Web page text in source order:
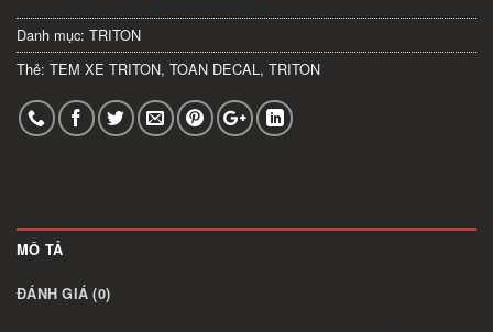
Danh mục: TRITON
Thẻ: TEM XE TRITON, TOAN DECAL, TRITON
MÔ TẢ
ĐÁNH GIÁ (0)